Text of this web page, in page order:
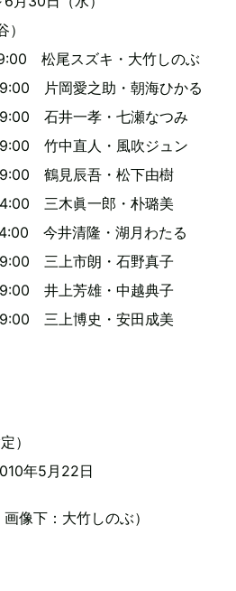
松尾スズキ・大竹しのぶ
片岡愛之助・朝海ひかる
石井一孝・七瀬なつみ
竹中直人・風吹ジュン
鶴見辰吾・松下由樹
三木眞一郎・朴璐美
今井清隆・湖月わたる
三上市朗・石野真子
井上芳雄・中越典子
三上博史・安田成美
）
年5月22日
像下：大竹しのぶ）